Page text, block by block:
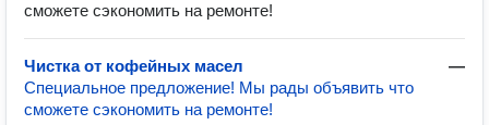
сможете сэкономить на ремонте!
Чистка от кофейных масел
—
Специальное предложение! Мы рады объявить что
сможете сэкономить на ремонте!